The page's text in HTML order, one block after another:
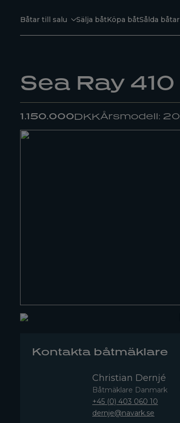
Båtar till salu Sälja båtKöpa båtSålda båtar
Sea Ray
1.150.000DKKÅrsmodell:
Kontakta båtmäklare
Christian Dernjé
Båtmäklare Danmark
+45 (0) 403 060 10
dernje@navark.se